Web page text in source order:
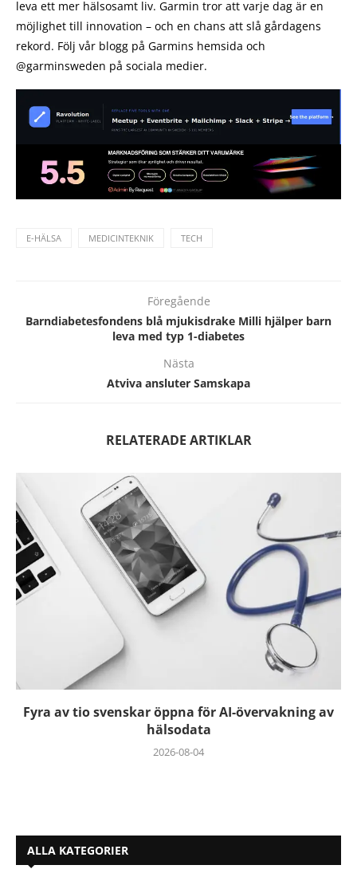
leva ett mer hälsosamt liv. Garmin tror att varje dag är en
möjlighet till innovation – och en chans att slå gårdagens
rekord. Följ vår blogg på Garmins hemsida och
@garminsweden på sociala medier.
E-HÄLSA MEDICINTEKNIK TECH
Föregående
Barndiabetesfondens blå mjukisdrake Milli hjälper barn
leva med typ 1-diabetes
Nästa
Atviva ansluter Samskapa
RELATERADE ARTIKLAR
Fyra av tio svenskar öppna för AI-övervakning av
hälsodata
2026-08-04
ALLA KATEGORIER